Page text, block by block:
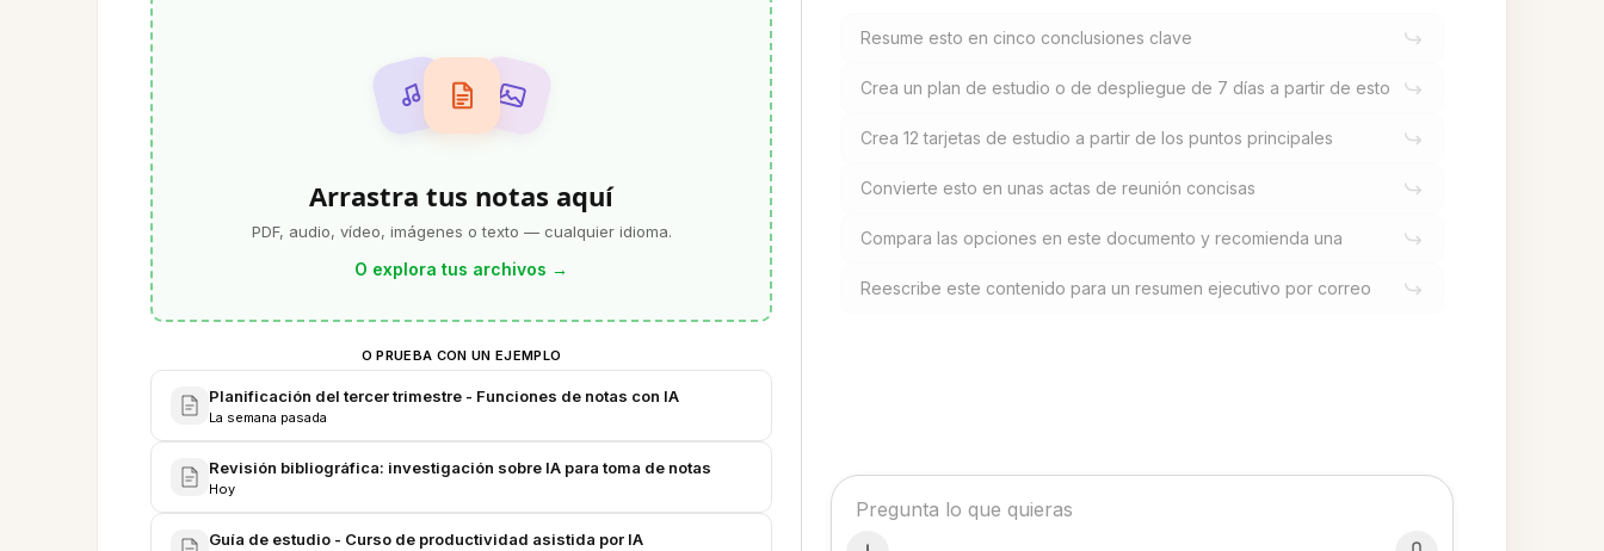
Arrastra tus notas aquí
PDF, audio, vídeo, imágenes o texto — cualquier idioma.
O explora tus archivos →
O PRUEBA CON UN EJEMPLO
Planificación del tercer trimestre - Funciones de notas con IA
La semana pasada
Revisión bibliográfica: investigación sobre IA para toma de notas
Hoy
Guía de estudio - Curso de productividad asistida por IA
Resume esto en cinco conclusiones clave
Crea un plan de estudio o de despliegue de 7 días a partir de esto
Crea 12 tarjetas de estudio a partir de los puntos principales
Convierte esto en unas actas de reunión concisas
Compara las opciones en este documento y recomienda una
Reescribe este contenido para un resumen ejecutivo por correo